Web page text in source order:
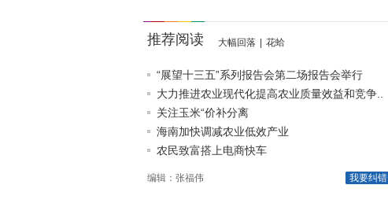
推荐阅读 大幅回落 花蛤
“展望十三五”系列报告会第二场报告会举行
大力推进农业现代化提高农业质量效益和竞争..
关注玉米“价补分离
海南加快调减农业低效产业
农民致富搭上电商快车
我要纠错
编辑：张福伟